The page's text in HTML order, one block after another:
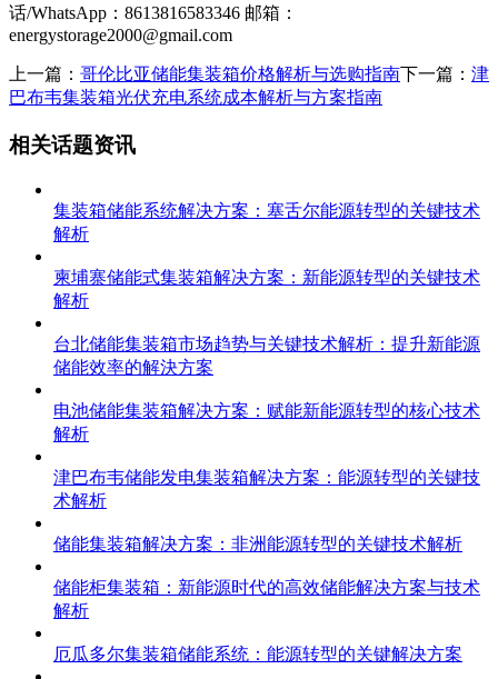
话/WhatsApp：8613816583346 邮箱：
energystorage2000@gmail.com
上一篇： 哥伦比亚储能集装箱价格解析与选购指南下一篇： 津
巴布韦集装箱光伏充电系统成本解析与方案指南
相关话题资讯
集装箱储能系统解决方案：塞舌尔能源转型的关键技术
解析
柬埔寨储能式集装箱解决方案：新能源转型的关键技术
解析
台北储能集装箱市场趋势与关键技术解析：提升新能源
储能效率的解決方案
电池储能集装箱解决方案：赋能新能源转型的核心技术
解析
津巴布韦储能发电集装箱解决方案：能源转型的关键技
术解析
储能集装箱解决方案：非洲能源转型的关键技术解析
储能柜集装箱：新能源时代的高效储能解决方案与技术
解析
厄瓜多尔集装箱储能系统：能源转型的关键解决方案